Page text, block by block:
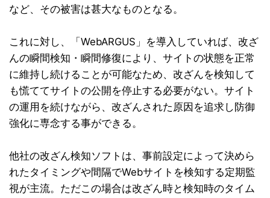
など、その被害は甚大なものとなる。
これに対し、「WebARGUS」を導入していれば、改ざ
んの瞬間検知・瞬間修復により、サイトの状態を正常
に維持し続けることが可能なため、改ざんを検知して
も慌ててサイトの公開を停止する必要がない。サイト
の運用を続けながら、改ざんされた原因を追求し防御
強化に専念する事ができる。
他社の改ざん検知ソフトは、事前設定によって決めら
れたタイミングや間隔でWebサイトを検知する定期監
視が主流。ただこの場合は改ざん時と検知時のタイム